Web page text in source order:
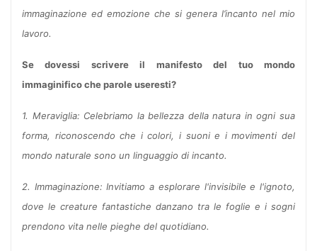
immaginazione ed emozione che si genera l’incanto nel mio
lavoro.
Se dovessi scrivere il manifesto del tuo mondo
immaginifico che parole useresti?
1. Meraviglia: Celebriamo la bellezza della natura in ogni sua
forma, riconoscendo che i colori, i suoni e i movimenti del
mondo naturale sono un linguaggio di incanto.
2. Immaginazione: Invitiamo a esplorare l'invisibile e l'ignoto,
dove le creature fantastiche danzano tra le foglie e i sogni
prendono vita nelle pieghe del quotidiano.